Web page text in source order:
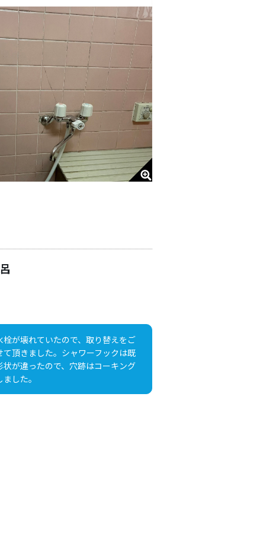
栓が壊れていたので、取り替えをご
て頂きました。シャワーフックは既
状が違ったので、穴跡はコーキング
した。